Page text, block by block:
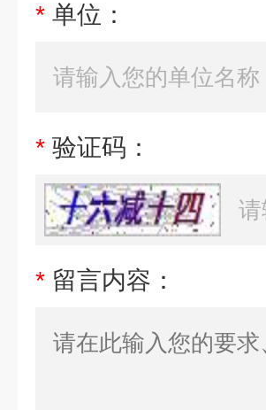
* 单位：
* 验证码：
* 留言内容：